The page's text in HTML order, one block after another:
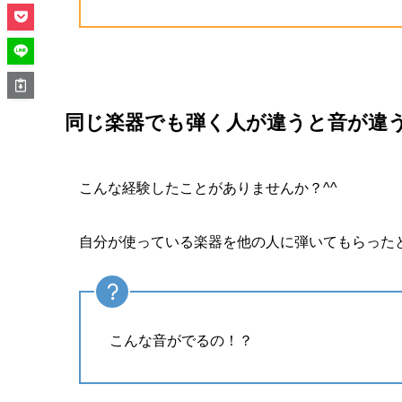
同じ楽器でも弾く人が違うと音が違う
こんな経験したことがありませんか？^^
自分が使っている楽器を他の人に弾いてもらった
こんな音がでるの！？